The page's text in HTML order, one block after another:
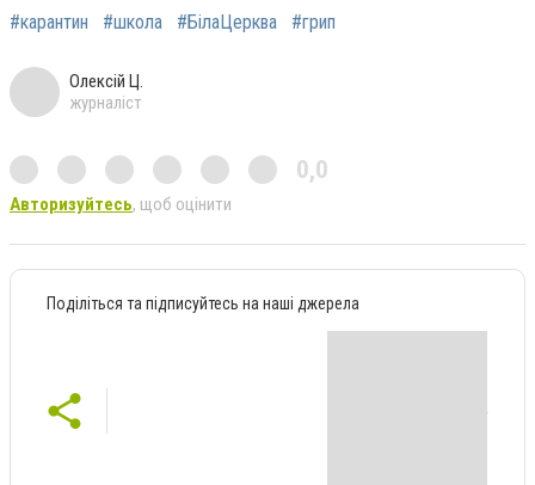
#карантин #школа #БілаЦерква #грип
Олексій Ц.
журналіст
0,0
Авторизуйтесь, щоб оцінити
Поділіться та підписуйтесь на наші джерела